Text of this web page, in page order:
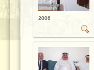
2006